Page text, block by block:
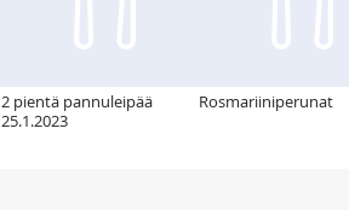
2 pientä pannuleipää
25.1.2023
Rosmariiniperunat